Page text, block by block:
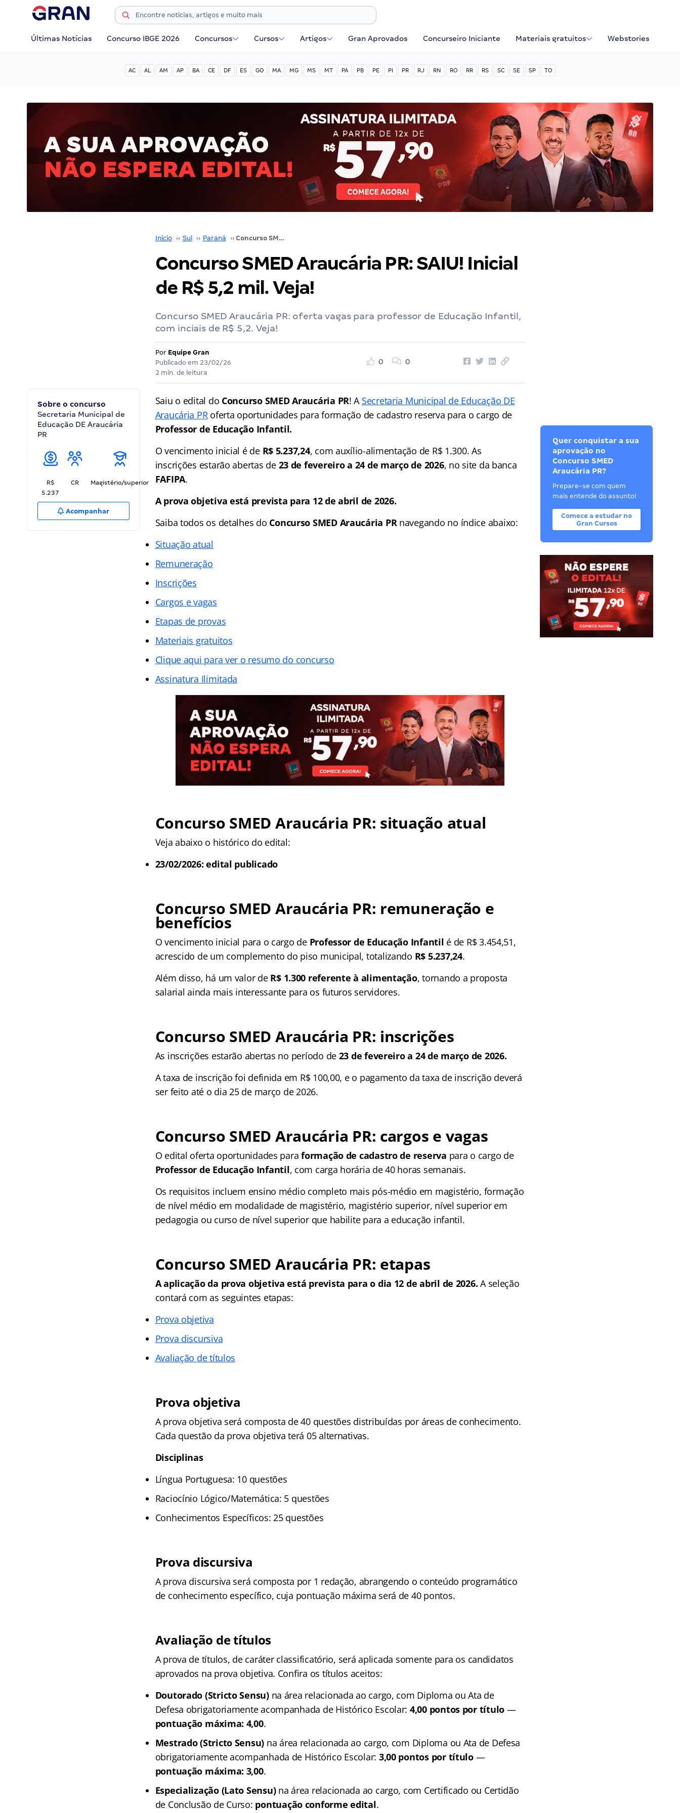
Últimas Notícias Concurso IBGE 2026 Concursos Cursos Artigos Gran Aprovados Concurseiro Iniciante Materiais gratuitos Webstories
AC AL AM AP BA CE DF ES GO MA MG MS MT PA PB PE PI PR RJ RN RO RR RS SC SE SP TO
Início ›› Sul ›› Paraná ›› Concurso SMED Araucária PR: SAIU! Inicial de R$ 5,2 mil. Veja!
Concurso SMED Araucária PR: SAIU! Inicial
de R$ 5,2 mil. Veja!
Concurso SMED Araucária PR: oferta vagas para professor de Educação Infantil,
com inciais de R$ 5,2. Veja!
Por Equipe Gran
Publicado em 23/02/26
2 min. de leitura
0 0
Sobre o concurso
Secretaria Municipal de
Educação DE Araucária
PR
R$
5.237
CR Magistério/superior
Acompanhar
Saiu o edital do Concurso SMED Araucária PR! A Secretaria Municipal de Educação DE
Araucária PRoferta oportunidades para formação de cadastro reserva para o cargo de
Professor de Educação Infantil.
O vencimento inicial é de R$ 5.237,24, com auxílio-alimentação de R$ 1.300. As
inscrições estarão abertas de 23 de fevereiro a 24 de março de 2026, no site da banca
FAFIPA.
A prova objetiva está prevista para 12 de abril de 2026.
Saiba todos os detalhes do Concurso SMED Araucária PR navegando no índice abaixo:
Situação atual
Remuneração
Inscrições
Cargos e vagas
Etapas de provas
Materiais gratuitos
Clique aqui para ver o resumo do concurso
Assinatura Ilimitada
Concurso SMED Araucária PR: situação atual
Veja abaixo o histórico do edital:
23/02/2026: edital publicado
Concurso SMED Araucária PR: remuneração e
benefícios
O vencimento inicial para o cargo de Professor de Educação Infantil é de R$ 3.454,51,
acrescido de um complemento do piso municipal, totalizando R$ 5.237,24.
Além disso, há um valor de R$ 1.300 referente à alimentação, tornando a proposta
salarial ainda mais interessante para os futuros servidores.
Concurso SMED Araucária PR: inscrições
As inscrições estarão abertas no período de 23 de fevereiro a 24 de março de 2026.
A taxa de inscrição foi definida em R$ 100,00, e o pagamento da taxa de inscrição deverá
ser feito até o dia 25 de março de 2026.
Concurso SMED Araucária PR: cargos e vagas
O edital oferta oportunidades para formação de cadastro de reserva para o cargo de
Professor de Educação Infantil, com carga horária de 40 horas semanais.
Os requisitos incluem ensino médio completo mais pós-médio em magistério, formação
de nível médio em modalidade de magistério, magistério superior, nível superior em
pedagogia ou curso de nível superior que habilite para a educação infantil.
Concurso SMED Araucária PR: etapas
A aplicação da prova objetiva está prevista para o dia 12 de abril de 2026. A seleção
contará com as seguintes etapas:
Prova objetiva
Prova discursiva
Avaliação de títulos
Prova objetiva
A prova objetiva será composta de 40 questões distribuídas por áreas de conhecimento.
Cada questão da prova objetiva terá 05 alternativas.
Disciplinas
Língua Portuguesa: 10 questões
Raciocínio Lógico/Matemática: 5 questões
Conhecimentos Específicos: 25 questões
Prova discursiva
A prova discursiva será composta por 1 redação, abrangendo o conteúdo programático
de conhecimento específico, cuja pontuação máxima será de 40 pontos.
Avaliação de títulos
A prova de títulos, de caráter classificatório, será aplicada somente para os candidatos
aprovados na prova objetiva. Confira os títulos aceitos:
Doutorado (Stricto Sensu)na área relacionada ao cargo, com Diploma ou Ata de
Defesa obrigatoriamente acompanhada de Histórico Escolar: 4,00 pontos por título —
pontuação máxima: 4,00.
Mestrado (Stricto Sensu) na área relacionada ao cargo, com Diploma ou Ata de Defesa
obrigatoriamente acompanhada de Histórico Escolar: 3,00 pontos por título—
pontuação máxima: 3,00.
Especialização (Lato Sensu)na área relacionada ao cargo, com Certificado ou Certidão
de Conclusão de Curso: pontuação conforme edital.
Quer conquistar a sua
aprovação no
Concurso SMED
Araucária PR?
Prepare-se com quem
mais entende do assunto!
Comece a estudar no
Gran Cursos